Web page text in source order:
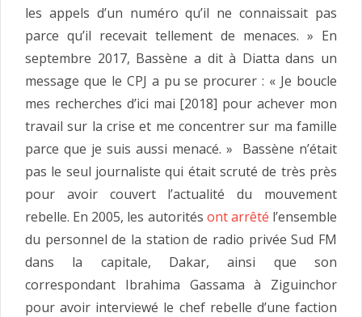
les appels d’un numéro qu’il ne connaissait pas
parce qu’il recevait tellement de menaces. » En
septembre 2017, Bassène a dit à Diatta dans un
message que le CPJ a pu se procurer : « Je boucle
mes recherches d’ici mai [2018] pour achever mon
travail sur la crise et me concentrer sur ma famille
parce que je suis aussi menacé. » Bassène n’était
pas le seul journaliste qui était scruté de très près
pour avoir couvert l’actualité du mouvement
rebelle. En 2005, les autorités ont arrêté l’ensemble
du personnel de la station de radio privée Sud FM
dans la capitale, Dakar, ainsi que son
correspondant Ibrahima Gassama à Ziguinchor
pour avoir interviewé le chef rebelle d’une faction